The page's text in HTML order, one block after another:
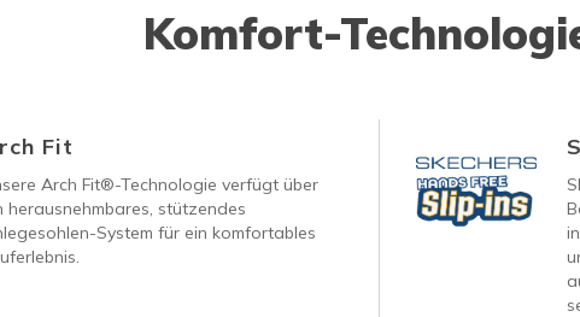
Komfort-
Fit
Arch Fit®-Technologie verfügt über
herausnehmbares, stützendes
System für ein komfortables